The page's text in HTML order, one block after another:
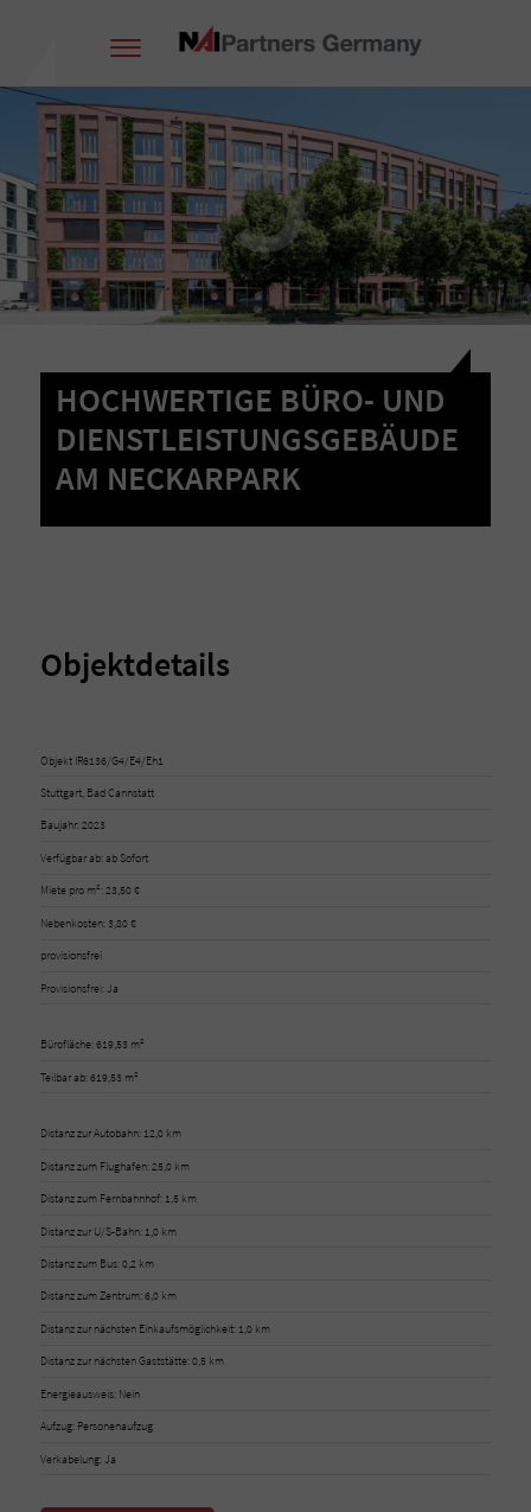
HOCHWERTIGE BÜRO- UND
DIENSTLEISTUNGSGEBÄUDE
AM NECKARPARK
Objektdetails
Objekt IR6136/G4/E4/Eh1
Stuttgart, Bad Cannstatt
Baujahr: 2023
Verfügbar ab: ab Sofort
Miete pro m²: 23,50 €
Nebenkosten: 3,80 €
provisionsfrei
Provisionsfrei: Ja
Bürofläche: 619,53 m²
Teilbar ab: 619,53 m²
Distanz zur Autobahn: 12,0 km
Distanz zum Flughafen: 25,0 km
Distanz zum Fernbahnhof: 1,5 km
Distanz zur U/S-Bahn: 1,0 km
Distanz zum Bus: 0,2 km
Distanz zum Zentrum: 6,0 km
Distanz zur nächsten Einkaufsmöglichkeit: 1,0 km
Distanz zur nächsten Gaststätte: 0,5 km
Energieausweis: Nein
Aufzug: Personenaufzug
Verkabelung: Ja